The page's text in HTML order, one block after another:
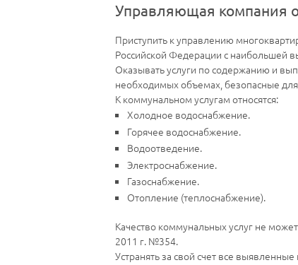
Управляющая компания
Приступить к управлению
Российской Федерации с наибольшей
Оказывать услуги по содержанию и
необходимых объемах, безопасные
К коммунальном услугам относятся:
Холодное водоснабжение.
Горячее водоснабжение.
Водоотведение.
Электроснабжение.
Газоснабжение.
Отопление (теплоснабжение).
Качество коммунальных услуг не
2011 г. №354.
Устранять за свой счет все